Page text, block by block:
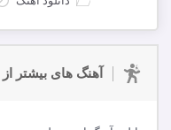
آهنگ های بیشتر از